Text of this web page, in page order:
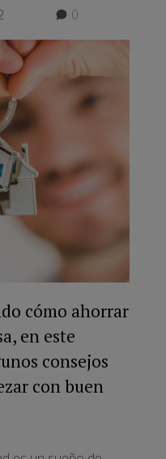
0
cómo ahorrar
en este
consejos
con buen